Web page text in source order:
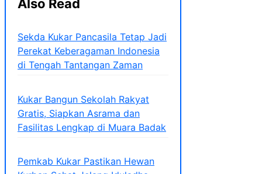
Also Read
Sekda Kukar Pancasila Tetap Jadi
Perekat Keberagaman Indonesia
di Tengah Tantangan Zaman
Kukar Bangun Sekolah Rakyat
Gratis, Siapkan Asrama dan
Fasilitas Lengkap di Muara Badak
Pemkab Kukar Pastikan Hewan